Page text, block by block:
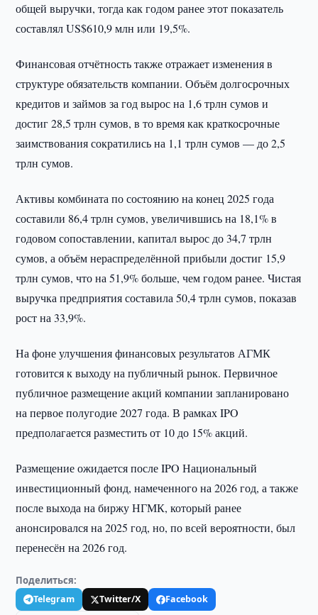
общей выручки, тогда как годом ранее этот показатель
составлял US$610,9 млн или 19,5%.
Финансовая отчётность также отражает изменения в
структуре обязательств компании. Объём долгосрочных
кредитов и займов за год вырос на 1,6 трлн сумов и
достиг 28,5 трлн сумов, в то время как краткосрочные
заимствования сократились на 1,1 трлн сумов — до 2,5
трлн сумов.
Активы комбината по состоянию на конец 2025 года
составили 86,4 трлн сумов, увеличившись на 18,1% в
годовом сопоставлении, капитал вырос до 34,7 трлн
сумов, а объём нераспределённой прибыли достиг 15,9
трлн сумов, что на 51,9% больше, чем годом ранее. Чистая
выручка предприятия составила 50,4 трлн сумов, показав
рост на 33,9%.
На фоне улучшения финансовых результатов АГМК
готовится к выходу на публичный рынок. Первичное
публичное размещение акций компании запланировано
на первое полугодие 2027 года. В рамках IPO
предполагается разместить от 10 до 15% акций.
Размещение ожидается после IPO Национальный
инвестиционный фонд, намеченного на 2026 год, а также
после выхода на биржу НГМК, который ранее
анонсировался на 2025 год, но, по всей вероятности, был
перенесён на 2026 год.
Поделиться:
Telegram Twitter/X
Facebook